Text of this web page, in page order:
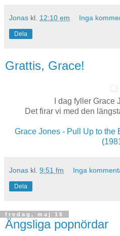
Jonas kl. 12:10 em Inga
Dela
Grattis, Grace!
I dag fyller Grace
Det firar vi med den
Grace Jones - Pull Up to the
Jonas kl. 9:51 fm Inga
Dela
fredag, maj 16
Ängsliga popnördar